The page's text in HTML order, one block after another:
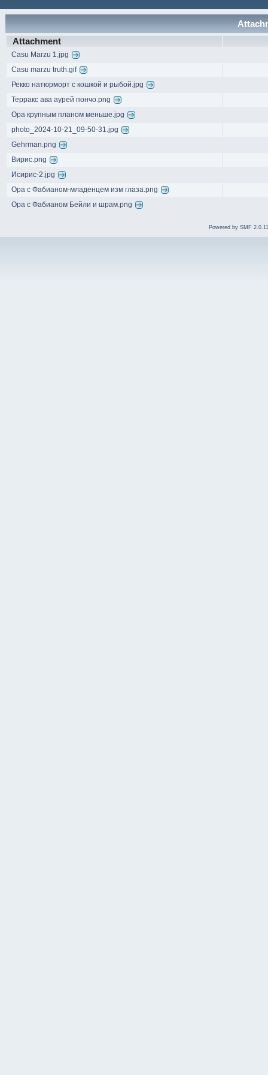
Attachment
Casu Marzu 1.jpg
Casu marzu truth.gif
Рекко натюрморт с кошкой и рыбой.jpg
Терракс ава аурей пончо.png
Ора крупным планом меньше.jpg
photo_2024-10-21_09-50-31.jpg
Gehrman.png
Вирис.png
Исирис-2.jpg
Ора с Фабианом-младенцем изм глаза.png
Ора с Фабианом Бейли и шрам.png
Powered by SMF 2.0.11